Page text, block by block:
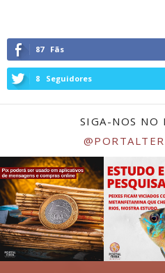
87 Fãs
8 Seguidores
SIGA-NOS NO